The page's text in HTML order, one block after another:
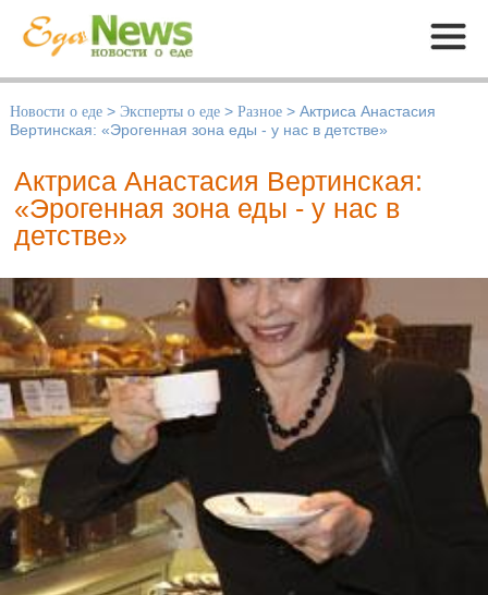
Меню
Новости о еде > Эксперты о еде > Разное > Актриса Анастасия
Вертинская: «Эрогенная зона еды - у нас в детстве»
Актриса Анастасия Вертинская:
«Эрогенная зона еды - у нас в
детстве»